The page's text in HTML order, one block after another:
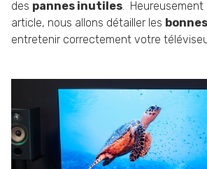
des pannes inutiles.
article, nous allons détailler les
entretenir correctement votre